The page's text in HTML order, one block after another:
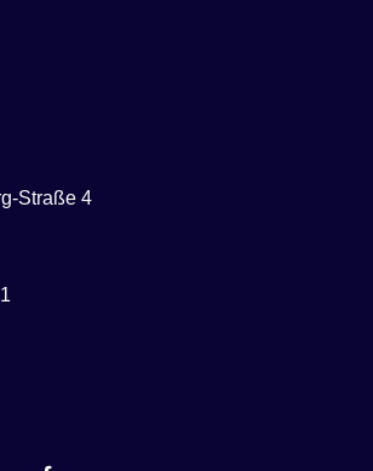
Straße 4